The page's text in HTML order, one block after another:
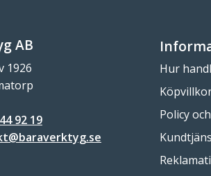
AB
1926
92 19
Hur
Policy